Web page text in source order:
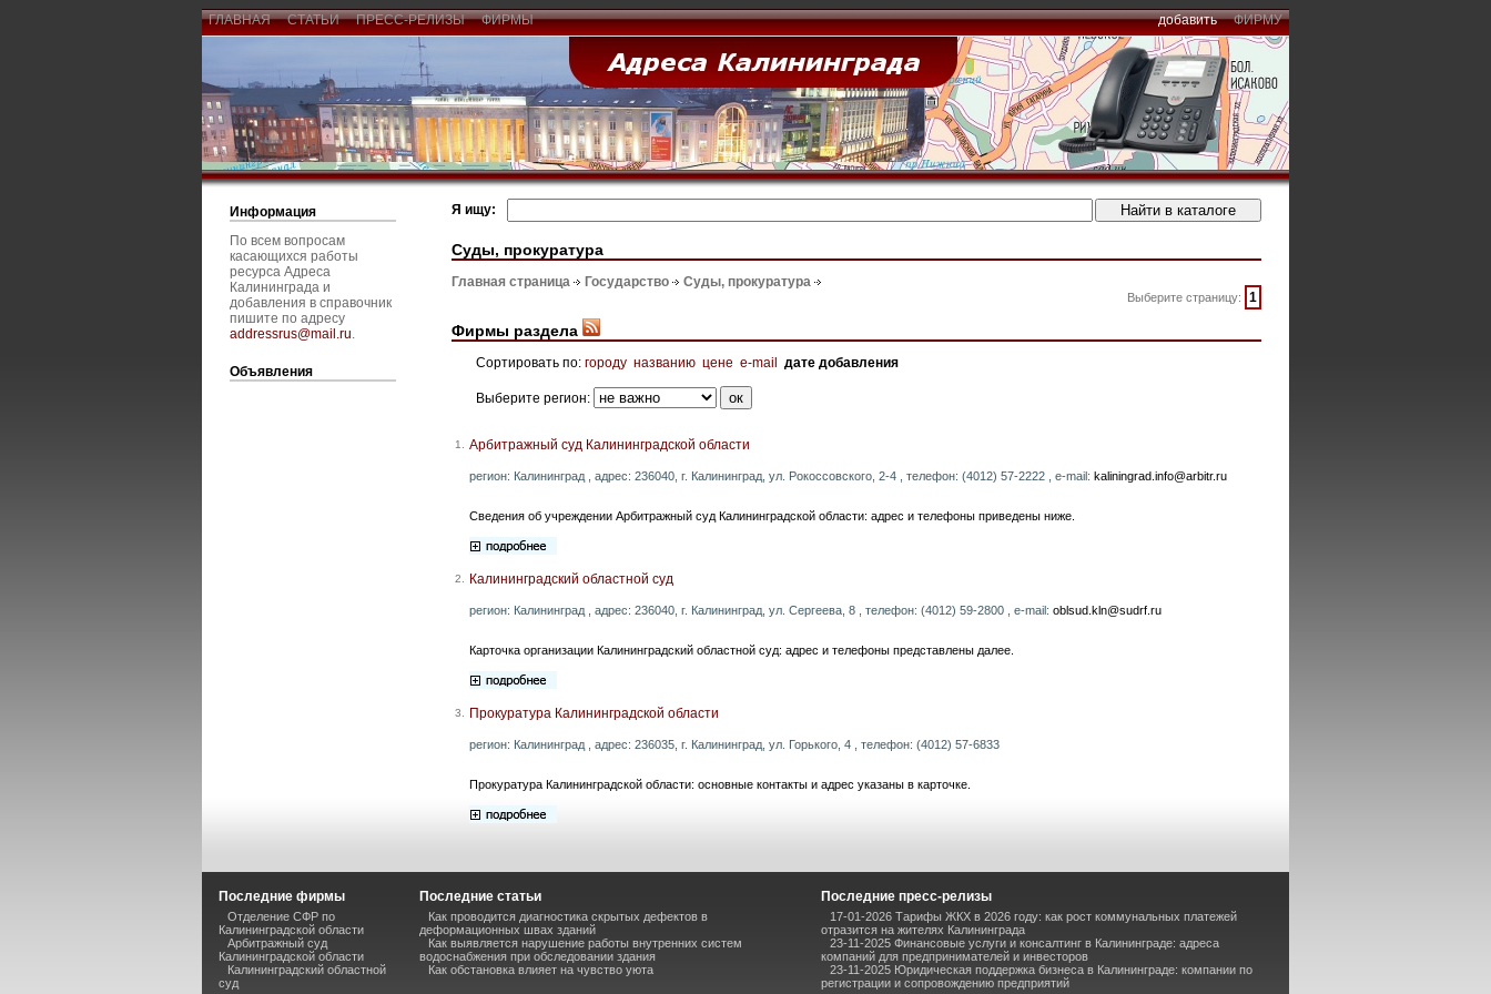
ГЛАВНАЯ СТАТЬИ ПРЕСС-РЕЛИЗЫ ФИРМЫ добавить ФИРМУ
Информация
По всем вопросам
касающихся работы
ресурса Адреса
Калининграда и
добавления в справочник
пишите по адресу
addressrus@mail.ru.
Объявления
Я ищу:
Суды, прокуратура
Главная страница Государство Суды, прокуратура
Выберите страницу: 1
Фирмы раздела
Сортировать по: городу названию цене e-mail дате добавления
Выберите регион:
1. Арбитражный суд Калининградской области
регион: Калининград , адрес: 236040, г. Калининград, ул. Рокоссовского, 2-4 , телефон: (4012) 57-2222 , e-mail: kaliningrad.info@arbitr.ru
Сведения об учреждении Арбитражный суд Калининградской области: адрес и телефоны приведены ниже.
2. Калининградский областной суд
регион: Калининград , адрес: 236040, г. Калининград, ул. Сергеева, 8 , телефон: (4012) 59-2800 , e-mail: oblsud.kln@sudrf.ru
Карточка организации Калининградский областной суд: адрес и телефоны представлены далее.
3. Прокуратура Калининградской области
регион: Калининград , адрес: 236035, г. Калининград, ул. Горького, 4 , телефон: (4012) 57-6833
Прокуратура Калининградской области: основные контакты и адрес указаны в карточке.
Последние фирмы
Отделение СФР по
Калининградской области
Арбитражный суд
Калининградской области
Калининградский областной
суд
Последние статьи
Как проводится диагностика скрытых дефектов в
деформационных швах зданий
Как выявляется нарушение работы внутренних систем
водоснабжения при обследовании здания
Как обстановка влияет на чувство уюта
Последние пресс-релизы
17-01-2026 Тарифы ЖКХ в 2026 году: как рост коммунальных платежей
отразится на жителях Калининграда
23-11-2025 Финансовые услуги и консалтинг в Калининграде: адреса
компаний для предпринимателей и инвесторов
23-11-2025 Юридическая поддержка бизнеса в Калининграде: компании по
регистрации и сопровождению предприятий